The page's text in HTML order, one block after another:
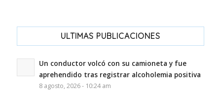
ULTIMAS PUBLICACIONES
Un conductor volcó con su camioneta y fue
aprehendido tras registrar alcoholemia positiva
8 agosto, 2026 - 10:24 am